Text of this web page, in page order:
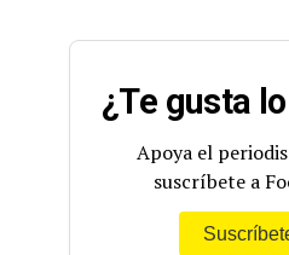
¿Te gusta
Apoya el
suscríbete a